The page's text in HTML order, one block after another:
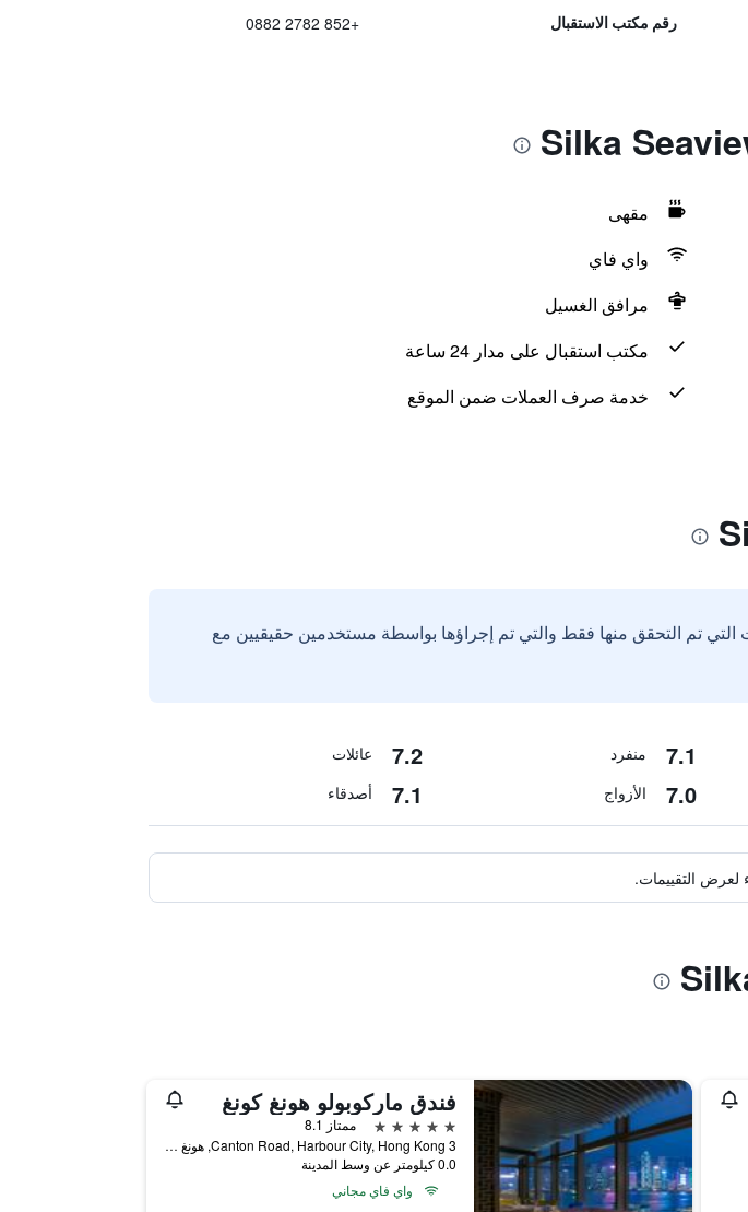
رقم مكتب الاستقبال +852 2782 0882
مقهى
واي فاي
مرافق الغسيل
مكتب استقبال على مدار 24 ساعة
خدمة صرف العملات ضمن الموقع
تم التحقق منها فقط والتي تم إجراؤها بواسطة مستخدمين حقيقيين مع
7.1 منفرد 7.2 عائلات
7.0 الأزواج 7.1 أصدقاء
التقييمات.
فندق ماركوبولو هونغ كونغ
5 نجوم
ممتاز 8.1
3 Canton Road, Harbour City, Hong Kong, هونغ كونغ
0.0 كيلومتر عن وسط المدينة
واي فاي مجاني